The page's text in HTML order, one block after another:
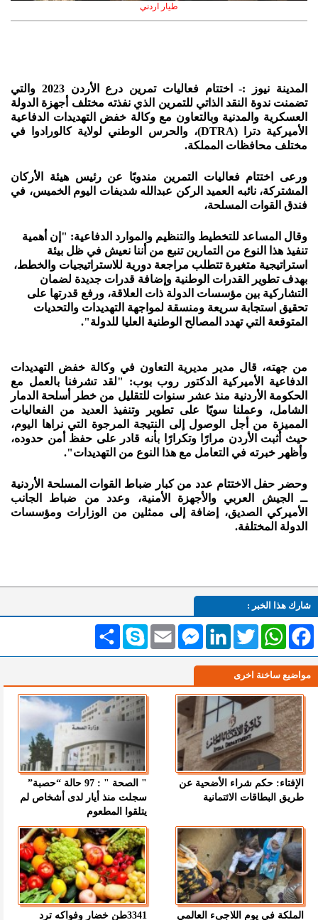
طيار اردني
المدينة نيوز :- اختتام فعاليات تمرين درع الأردن 2023 والتي
تضمنت ندوة النقد الذاتي للتمرين الذي نفذته مختلف أجهزة الدولة
العسكرية والمدنية وبالتعاون مع وكالة خفض التهديدات الدفاعية
الأميركية دترا (DTRA)، والحرس الوطني لولاية كالورادوا في
مختلف محافظات المملكة.
ورعى اختتام فعاليات التمرين مندوبًا عن رئيس هيئة الأركان
المشتركة، نائبه العميد الركن عبدالله شديفات اليوم الخميس، في
فندق القوات المسلحة،
وقال المساعد للتخطيط والتنظيم والموارد الدفاعية: "إن أهمية
تنفيذ هذا النوع من التمارين تنبع من أننا نعيش في ظل بيئة
استراتيجية متغيرة تتطلب مراجعة دورية للاستراتيجيات والخطط،
بهدف تطوير القدرات الوطنية وإضافة قدرات جديدة لضمان
التشاركية بين مؤسسات الدولة ذات العلاقة، ورفع قدرتها على
تحقيق استجابة سريعة ومنسقة لمواجهة التهديدات والتحديات
المتوقعة التي تهدد المصالح الوطنية العليا للدولة".
من جهته، قال مدير مديرية التعاون في وكالة خفض التهديدات
الدفاعية الأميركية الدكتور روب بوب: "لقد تشرفنا بالعمل مع
الحكومة الأردنية منذ عشر سنوات للتقليل من خطر أسلحة الدمار
الشامل، وعملنا سويًا على تطوير وتنفيذ العديد من الفعاليات
المميزة من أجل الوصول إلى النتيجة المرجوة التي نراها اليوم،
حيث أثبت الأردن مرارًا وتكرارًا بأنه قادر على حفظ أمن حدوده،
وأظهر خبرته في التعامل مع هذا النوع من التهديدات".
وحضر حفل الاختتام عدد من كبار ضباط القوات المسلحة الأردنية
ــ الجيش العربي والأجهزة الأمنية، وعدد من ضباط الجانب
الأميركي الصديق، إضافة إلى ممثلين من الوزارات ومؤسسات
الدولة المختلفة.
شارك هذا الخبر :
انشر Skype Email
MessengerLinkedInTwitterWhatsAppFacebook
مواضيع ساخنة اخرى
الإفتاء: حكم شراء الأضحية عن
طريق البطاقات الائتمانية
" الصحة " : 97 حالة “حصبة”
سجلت منذ أيار لدى أشخاص لم
يتلقوا المطعوم
الملكة في يوم اللاجىء العالمي 3341طن خضار وفواكه ترد